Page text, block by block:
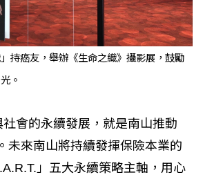
持癌友，舉辦《生命之織》攝影展，鼓勵
。
會的永續發展，就是南山推動
未來南山將持續發揮保險本業的
」五大永續策略主軸，用心